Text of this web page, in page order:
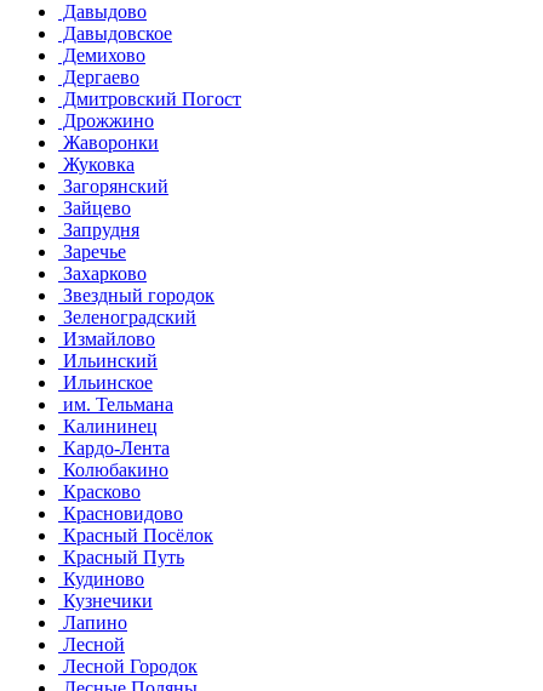
Давыдово
Давыдовское
Демихово
Дергаево
Дмитровский Погост
Дрожжино
Жаворонки
Жуковка
Загорянский
Зайцево
Запрудня
Заречье
Захарково
Звездный городок
Зеленоградский
Измайлово
Ильинский
Ильинское
им. Тельмана
Калининец
Кардо-Лента
Колюбакино
Красково
Красновидово
Красный Посёлок
Красный Путь
Кудиново
Кузнечики
Лапино
Лесной
Лесной Городок